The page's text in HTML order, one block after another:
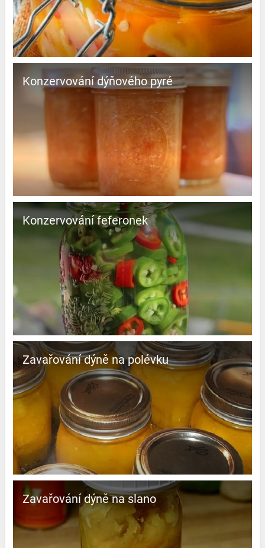
Konzervování dýňového pyré
Konzervování feferonek
Zavařování dýně na polévku
Zavařování dýně na slano